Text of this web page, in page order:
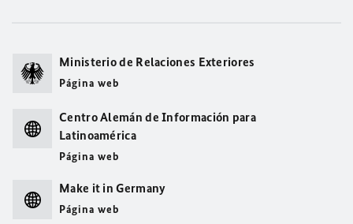
Ministerio de Relaciones Exteriores
Página web
Centro Alemán de Información para
Latinoamérica
Página web
Make it in Germany
Página web